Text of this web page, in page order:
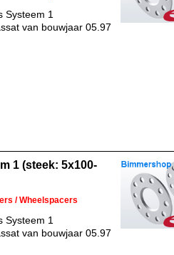
Systeem 1
van bouwjaar 05.97
1 (steek: 5x100-
/ Wheelspacers
Systeem 1
van bouwjaar 05.97